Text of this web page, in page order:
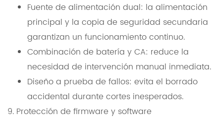
Fuente de alimentación dual: la alimentación
principal y la copia de seguridad secundaria
garantizan un funcionamiento continuo.
Combinación de batería y CA: reduce la
necesidad de intervención manual inmediata.
Diseño a prueba de fallos: evita el borrado
accidental durante cortes inesperados.
9. Protección de firmware y software